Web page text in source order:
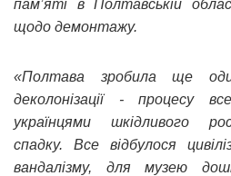
пам’яті в Полтавській
щодо демонтажу.
«Полтава зробила ще
деколонізації - процесу
українцями шкідливого
спадку. Все відбулося
вандалізму, для музею